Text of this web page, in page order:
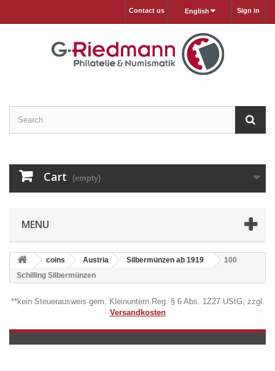
Sign in
English
Contact us
Cart (empty)
MENU
coins Austria Silbermünzen ab 1919
100
Schilling Silbermünzen
**kein Steuerausweis gem. Kleinuntern.Reg. § 6 Abs. 1Z27 UStG, zzgl.
Versandkosten